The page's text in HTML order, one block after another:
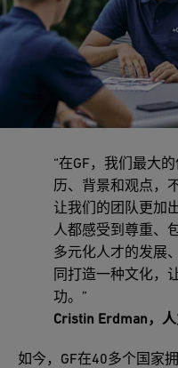
“在GF，我们最大
历、背景和观点，
让我们的团队更加
人都感受到尊重、
多元化人才的发展
同打造一种文化，
功。”
Cristin Erdman，
如今，GF在40多个国家